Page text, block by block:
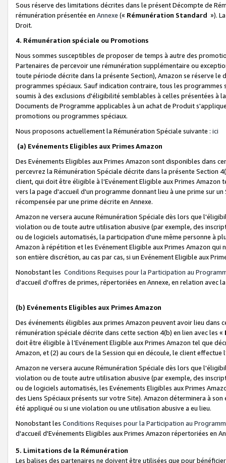
Sous réserve des limitations décrites dans le présent Décompte de
rémunération présentée en Annexe (« Rémunération Standard »).
Droit.
4. Rémunération spéciale ou Promotions
Nous sommes susceptibles de proposer de temps à autre des
Partenaires de percevoir une rémunération supplémentaire ou
toute période décrite dans la présente Section), Amazon se réserve
programmes spéciaux. Sauf indication contraire, tous les
soumis à des exclusions d'éligibilité semblables à celles présentées à
Documents de Programme applicables à un achat de Produit
promotions ou programmes spéciaux.
Nous proposons actuellement la Rémunération Spéciale suivante : ici
(a) Evénements Eligibles aux Primes Amazon
Des Evénements Eligibles aux Primes Amazon sont disponibles dans
percevrez la Rémunération Spéciale décrite dans la présente Section
client, qui doit être éligible à l'Evénement Eligible aux Primes Amazon
vers la page d'accueil d'un programme donnant lieu à une prime sur
récompensée par une prime décrite en Annexe.
Amazon ne versera aucune Rémunération Spéciale dès lors que
violation ou de toute autre utilisation abusive (par exemple, des
ou de logiciels automatisés, la participation d'une même personne à
Amazon à répétition et les Evénement Eligible aux Primes Amazon qui
son entière discrétion, au cas par cas, si un Evénement Eligible aux
Nonobstant les Conditions Requises pour la Participation au
d'accueil d'offres de primes, répertoriées en Annexe, en relation avec
(b) Evénements Eligibles aux Primes Amazon
Des événements éligibles aux primes Amazon peuvent avoir lieu dans
rémunération spéciale décrite dans cette section 4(b) en lien avec les «
doit être éligible à l’Evénement Eligible aux Primes Amazon tel que
Amazon, et (2) au cours de la Session qui en découle, le client
Amazon ne versera aucune Rémunération Spéciale dès lors que
violation ou de toute autre utilisation abusive (par exemple, des
ou de logiciels automatisés, les Evénements Eligibles aux Primes
des Liens Spéciaux présents sur votre Site). Amazon déterminera à
été appliqué ou si une violation ou une utilisation abusive a eu lieu.
Nonobstant les Conditions Requises pour la Participation au
d'accueil d'Evénements Eligibles aux Primes Amazon répertoriées en
5. Limitations de la Rémunération
Les balises des partenaires ne doivent être utilisées que pour